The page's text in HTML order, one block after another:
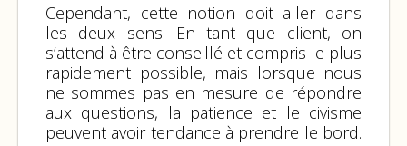
Cependant, cette notion doit aller dans
les deux sens. En tant que client, on
s’attend à être conseillé et compris le plus
rapidement possible, mais lorsque nous
ne sommes pas en mesure de répondre
aux questions, la patience et le civisme
peuvent avoir tendance à prendre le bord.